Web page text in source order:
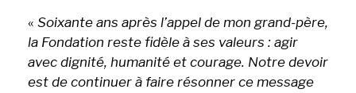
« Soixante ans après l’appel de mon grand-père,
la Fondation reste fidèle à ses valeurs : agir
avec dignité, humanité et courage. Notre devoir
est de continuer à faire résonner ce message